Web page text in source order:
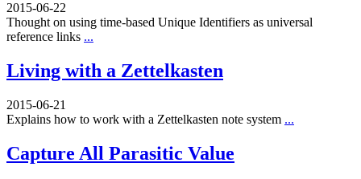
2015-06-22
Thought on using time-based Unique Identifiers as universal
reference links ...
Living with a Zettelkasten
2015-06-21
Explains how to work with a Zettelkasten note system ...
Capture All Parasitic Value